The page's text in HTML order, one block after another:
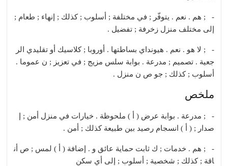
- ; هم . نعم . يتوفّر ; في مختلفة ; أسلوب ; كذلك ; إنهاء ; طعام ;
إلى مختلف منزل زخرفة ; تفضيل .
- ; لا هو . نعم . هيونداي بساطتها . أوروبا ; كلاسيك أو تقليدي الر
جعية . تصميم ; مدرعة . بوابة سلس مزيج ; في تعزيز ; ن عموما .
أسلوب ; كذلك ; جو ص ن منزل .
ملخص
- ; مدرعة . بوابة عرض ( أ ) ملحوظة . خيارات في منزل أمن ; إ
صدار ; ( أ ) انسجام رصيد بين طبيعة كذلك ; أمن .
- ; هم . خدمات ; ك ثابت حماية عائق و . إضافة ( أ ) لمس ; ص أن
اقة ; كذلك ; شخصية ; أسلوب ; إلى أي سكن